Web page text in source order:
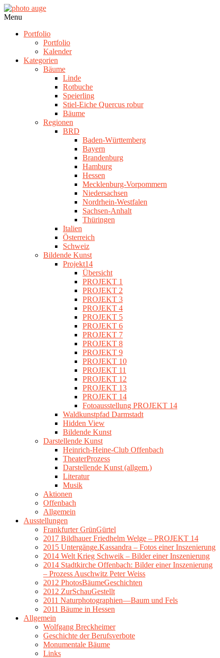
Skip
to
photo
Navigation
Menu
Portfolio
Portfolio
Kalender
Kategorien
Bäume
Linde
Rotbuche
Speierling
Stiel-Eiche Quercus robur
Bäume
Regionen
BRD
Baden-Württemberg
Bayern
Brandenburg
Hamburg
Hessen
Mecklenburg-Vorpommern
Niedersachsen
Nordrhein-Westfalen
Sachsen-Anhalt
Thüringen
Italien
Österreich
Schweiz
Bildende Kunst
Projekt14
Übersicht
PROJEKT 1
PROJEKT 2
PROJEKT 3
PROJEKT 4
PROJEKT 5
PROJEKT 6
PROJEKT 7
PROJEKT 8
PROJEKT 9
PROJEKT 10
PROJEKT 11
PROJEKT 12
PROJEKT 13
PROJEKT 14
Fotoausstellung PROJEKT 14
Waldkunstpfad Darmstadt
Hidden View
Bildende Kunst
Darstellende Kunst
Heinrich-Heine-Club Offenbach
TheaterProzess
Darstellende Kunst (allgem.)
Literatur
Musik
Aktionen
Offenbach
Allgemein
Ausstellungen
Frankfurter GrünGürtel
2017 Bildhauer Friedhelm Welge – PROJEKT 14
2015 Untergänge.Kassandra – Fotos einer Inszenierung
2014 Welt Krieg Schweik – Bilder einer Inszenierung
2014 Stadtkirche Offenbach: Bilder einer Inszenierung
– Prozess Auschwitz Peter Weiss
2012 PhotosBäumeGeschichten
2012 ZurSchauGestellt
2011 Naturphotographien—Baum und Fels
2011 Bäume in Hessen
Allgemein
Wolfgang Breckheimer
Geschichte der Berufsverbote
Monumentale Bäume
Links